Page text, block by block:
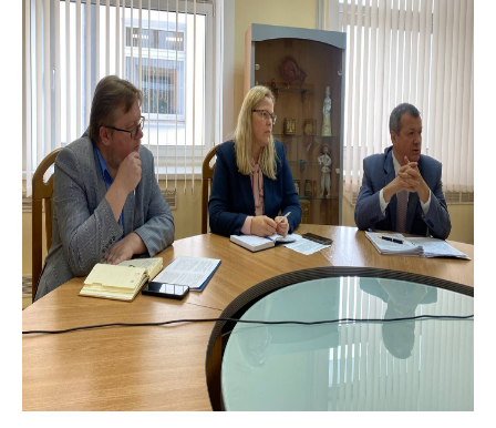
Важное на сайте
Сообщить о росте
цен
Ценообразование
на лекарственные
средства, изделия
медицинского
назначения и
медицинскую
технику
Решение Комиссии
по установлению
факта нарушения
(отсутствия)
нарушения
антимонопольного